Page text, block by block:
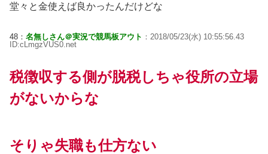
堂々と金使えば良かったんだけどな
48： 名無しさん＠実況で競馬板アウト ：2018/05/23(水) 10:55:56.43
ID:cLmgzVUS0.net
税徴収する側が脱税しちゃ役所の立場
がないからな
そりゃ失職も仕方ない